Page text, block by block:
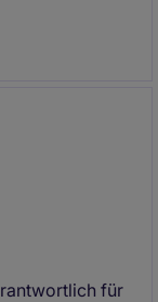
Vous
dans les
für